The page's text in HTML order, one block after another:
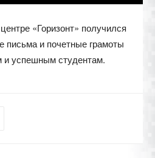
«Горизонт» получился
письма и почетные грамоты
и успешным студентам.